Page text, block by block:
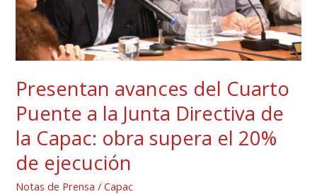
Presentan avances del Cuarto
Puente a la Junta Directiva de
la Capac: obra supera el 20%
de ejecución
Notas de Prensa /Capac
Junta
Directiva
Capac:
obra
supera
el
20%
de